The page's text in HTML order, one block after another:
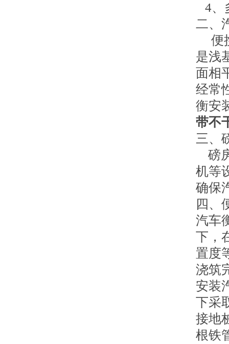
4、
二、
便
是浅
面相
经常
衡安
带不
三、
磅
机等
确保
四、
汽车
下，
置度
浇筑
安装
下采
接地
根铁